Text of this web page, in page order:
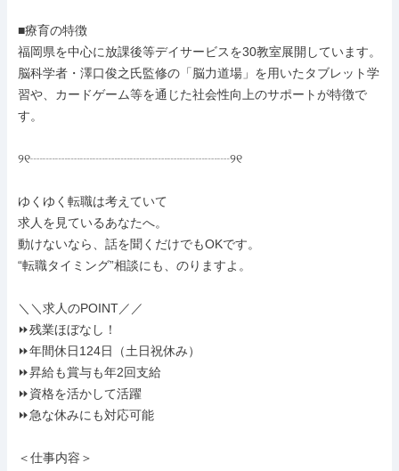
■療育の特徴
福岡県を中心に放課後等デイサービスを30教室展開しています。
脳科学者・澤口俊之氏監修の「脳力道場」を用いたタブレット学
習や、カードゲーム等を通じた社会性向上のサポートが特徴で
す。
୨୧┈┈┈┈┈┈┈┈┈┈┈┈┈┈┈┈୨୧
ゆくゆく転職は考えていて
求人を見ているあなたへ。
動けないなら、話を聞くだけでもOKです。
“転職タイミング”相談にも、のりますよ。
＼＼求人のPOINT／／
⏩残業ほぼなし！
⏩年間休日124日（土日祝休み）
⏩昇給も賞与も年2回支給
⏩資格を活かして活躍
⏩急な休みにも対応可能
＜仕事内容＞